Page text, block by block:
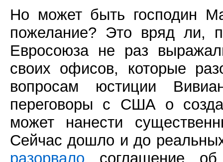
Но может быть господин
пожелание? Это вряд ли,
Евросоюза не раз
своих офисов, которые
вопросам юстиции
переговоры с США о
может нанести
Сейчас дошло и до
разорвало соглашение